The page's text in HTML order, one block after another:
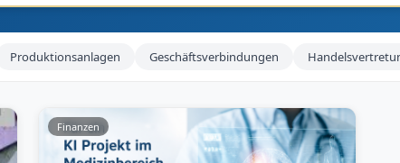
Produktionsanlagen Geschäftsverbindungen
Finanzen